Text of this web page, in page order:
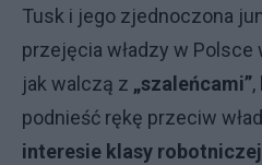
Tusk i jego zjednoczona
przejęcia władzy w Polsce
jak walczą z „szaleńcami”
podnieść rękę przeciw
interesie klasy